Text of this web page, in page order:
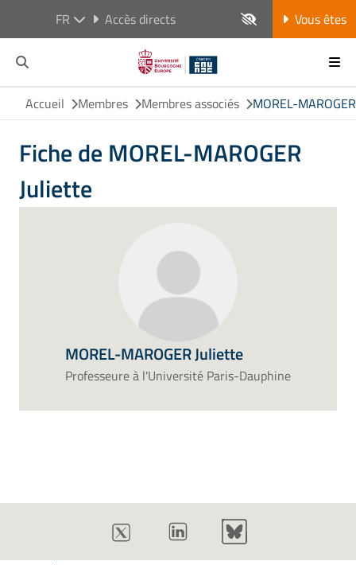
FR Accès directs Vous êtes
Accueil Membres Membres associés MOREL-
Fiche de MOREL-MAROGER
Juliette
MOREL-MAROGER Juliette
Professeure à l'Université Paris-Dauphine